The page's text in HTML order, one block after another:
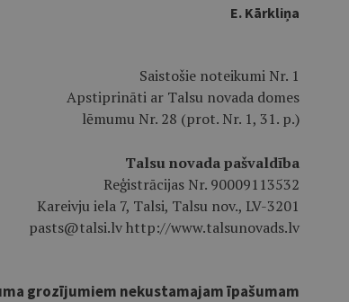
E. Kārkliņa
Saistošie noteikumi Nr. 1
Apstiprināti ar Talsu novada domes
lēmumu Nr. 28 (prot. Nr. 1, 31. p.)
Talsu novada pašvaldība
Reģistrācijas Nr. 90009113532
Kareivju iela 7, Talsi, Talsu nov., LV-3201
pasts@talsi.lv http://www.talsunovads.lv
grozījumiem nekustamajam īpašumam